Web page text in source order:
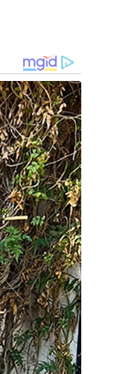
partida da
a não
de pontos,
os terceiros